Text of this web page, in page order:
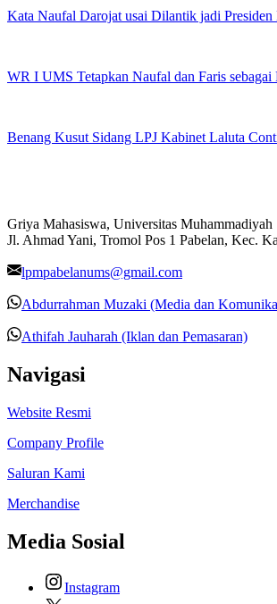
Kata Naufal Darojat usai Dilantik jadi
WR I UMS Tetapkan Naufal dan Faris
Benang Kusut Sidang LPJ Kabinet Laluta
Griya Mahasiswa, Universitas Muhammadiyah
Jl. Ahmad Yani, Tromol Pos 1 Pabelan, Kec.
lpmpabelanums@gmail.com
Abdurrahman Muzaki (Media dan
Athifah Jauharah (Iklan dan Pemasaran)
Navigasi
Website Resmi
Company Profile
Saluran Kami
Merchandise
Media Sosial
Instagram